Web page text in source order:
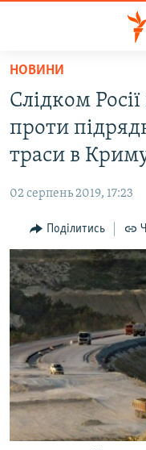
Перейти
основного
матеріалу
Перейти
до
основної
навігації
Перейти
до
пошуку
ВОДА.КРИМ
ВІДЕО ТА ФОТО
БЛОГИ
ПОГЛЯД
ІНТЕРВ'Ю
ВСЕ ЗА ДЕНЬ
СПЕЦПРОЕКТИ
ДЕПОРТАЦІЯ
ВІДЕОУРОКИ «ELIFBE»
СВІДЧЕННЯ ОКУПАЦІЇ
УКРАЇНСЬКА ПРОБЛЕМА
ЯК ОБІЙТИ
Русский
НОВИНИ
Слідком
проти
траси в
02 серпень 2019, 17:23
Поділитись